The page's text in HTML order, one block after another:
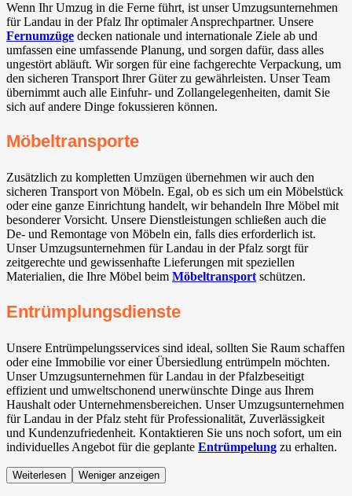
Wenn Ihr Umzug in die Ferne führt, ist unser Umzugsunternehmen
für Landau in der Pfalz Ihr optimaler Ansprechpartner. Unsere
Fernumzüge decken nationale und internationale Ziele ab und
umfassen eine umfassende Planung, und sorgen dafür, dass alles
ungestört abläuft. Wir sorgen für eine fachgerechte Verpackung, um
den sicheren Transport Ihrer Güter zu gewährleisten. Unser Team
übernimmt auch alle Einfuhr- und Zollangelegenheiten, damit Sie
sich auf andere Dinge fokussieren können.
Möbeltransporte
Zusätzlich zu kompletten Umzügen übernehmen wir auch den
sicheren Transport von Möbeln. Egal, ob es sich um ein Möbelstück
oder eine ganze Einrichtung handelt, wir behandeln Ihre Möbel mit
besonderer Vorsicht. Unsere Dienstleistungen schließen auch die
De- und Remontage von Möbeln ein, falls dies erforderlich ist.
Unser Umzugsunternehmen für Landau in der Pfalz sorgt für
zeitgerechte und gewissenhafte Lieferungen mit speziellen
Materialien, die Ihre Möbel beim Möbeltransportschützen.
Entrümplungsdienste
Unsere Entrümpelungsservices sind ideal, sollten Sie Raum schaffen
oder eine Immobilie vor einer Übersiedlung entrümpeln möchten.
Unser Umzugsunternehmen für Landau in der Pfalzbeseitigt
effizient und umweltschonend unerwünschte Dinge aus Ihrem
Haushalt oder Unternehmensbereichen. Unser Umzugsunternehmen
für Landau in der Pfalz steht für Professionalität, Zuverlässigkeit
und Kundenzufriedenheit. Kontaktieren Sie uns noch sofort, um ein
individuelles Angebot für die geplante Entrümpelung zu erhalten.
Weiterlesen Weniger anzeigen